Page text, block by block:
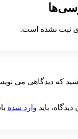
ثبت نشده است.
که دیدگاهی می
باید وارد شده